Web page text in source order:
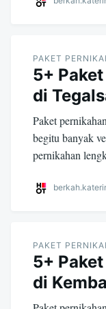
PAKET
5+
di
Paket
begitu banyak
pernikahan
PAKET
5+
di